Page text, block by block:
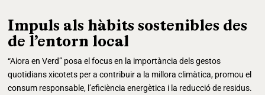
Impuls als hàbits sostenibles des
de l’entorn local
“Aiora en Verd” posa el focus en la importància dels gestos
quotidians xicotets per a contribuir a la millora climàtica, promou el
consum responsable, l’eficiència energètica i la reducció de residus.